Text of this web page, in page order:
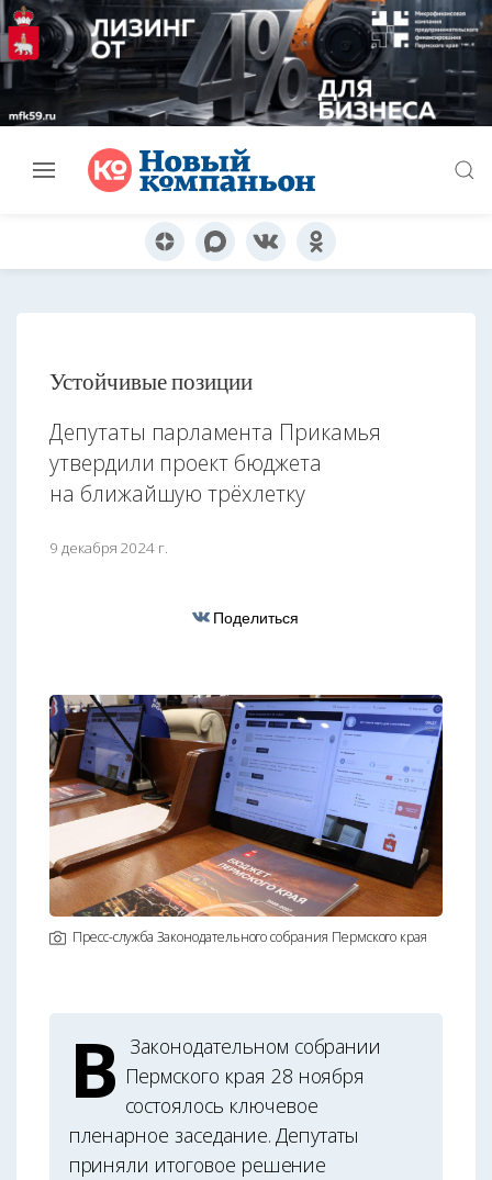
Устойчивые позиции
Депутаты парламента Прикамья
утвердили проект бюджета
на ближайшую трёхлетку
9 декабря 2024 г.
Поделиться
Пресс-служба Законодательного собрания Пермского края
В Законодательном собрании
Пермского края 28 ноября
состоялось ключевое
пленарное заседание. Депутаты
приняли итоговое решение